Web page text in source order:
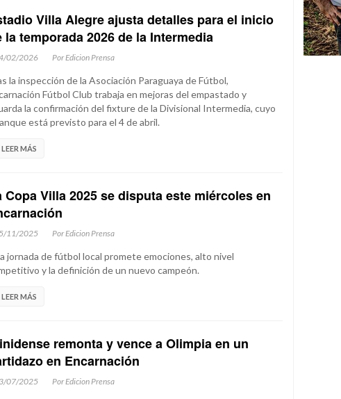
Villa Alegre ajusta detalles para el inicio
la temporada 2026 de la Intermedia
02/2026 Por Edicion Prensa
la inspección de la Asociación Paraguaya de Fútbol,
Fútbol Club trabaja en mejoras del empastado y
la confirmación del fixture de la Divisional Intermedia, cuyo
está previsto para el 4 de abril.
LEER MÁS
Copa Villa 2025 se disputa este miércoles en
11/2025 Por Edicion Prensa
jornada de fútbol local promete emociones, alto nivel
y la definición de un nuevo campeón.
LEER MÁS
remonta y vence a Olimpia en un
en Encarnación
07/2025 Por Edicion Prensa